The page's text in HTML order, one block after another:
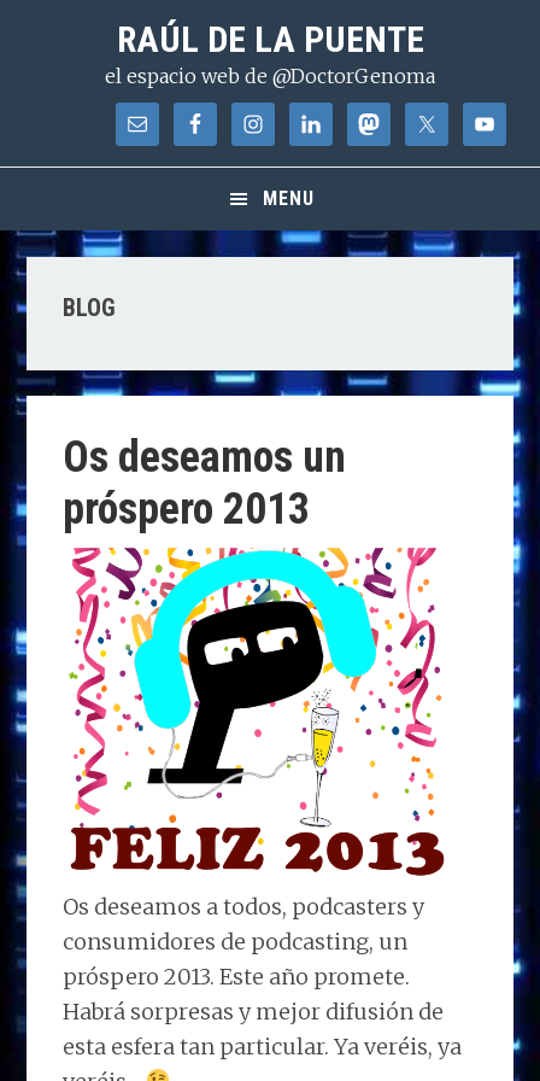
contenido
RAÚL DE LA PUENTE
el espacio web de @DoctorGenoma
MENU
BLOG
Os deseamos un
próspero 2013
Os deseamos a todos, podcasters y
consumidores de podcasting, un
próspero 2013. Este año promete.
Habrá sorpresas y mejor difusión de
esta esfera tan particular. Ya veréis, ya